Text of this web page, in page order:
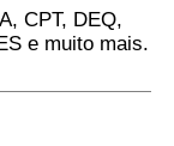
CPT, DEQ,
e muito mais.